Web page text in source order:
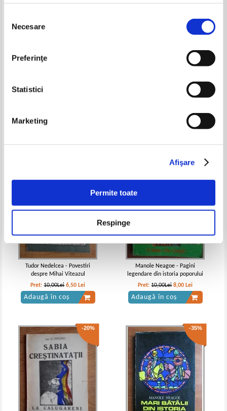
consimțământului
Necesare
Preferinţe
Statistici
Marketing
Afişare
Permite toate
Respinge
Adaugă în coș
Vasile Diacon - Reintregirea
Lei
Tudor Nedelcea - Povestiri
despre Mihai Viteazul
Pret:10,00Lei 6,50 Lei
Adaugă în coș
Manole Neagoe - Pagini
legendare din istoria poporului
roman
Pret:10,00Lei 8,00 Lei
Adaugă în coș
-20% -35%